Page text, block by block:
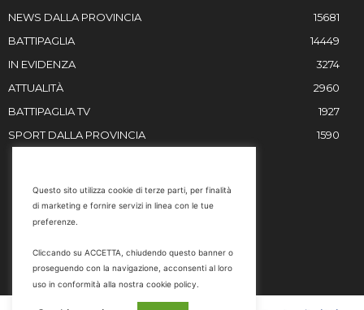
NEWS DALLA PROVINCIA
15681
BATTIPAGLIA
14449
IN EVIDENZA
3274
ATTUALITÀ
2960
BATTIPAGLIA TV
1927
SPORT DALLA PROVINCIA
1590
Email
marketing@battipaglia1929.it
carminegaldi@virgilio.it
Questo sito utilizza cookie di terze parti, per finalità
di marketing e fornire servizi in linea con le tue
preferenze.
Cliccando su ACCETTA, chiudendo questo banner o
proseguendo con la navigazione, acconsenti al loro
uso in conformità alla nostra cookie policy.